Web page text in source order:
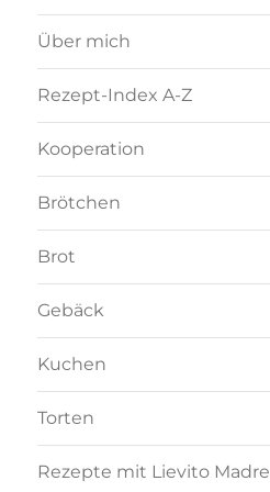
Über mich
Rezept-Index A-Z
Kooperation
Brötchen
Brot
Gebäck
Kuchen
Torten
Rezepte mit Lievito Madre